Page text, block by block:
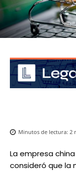
Minutos de lectura: 2
La empresa
consideró que la